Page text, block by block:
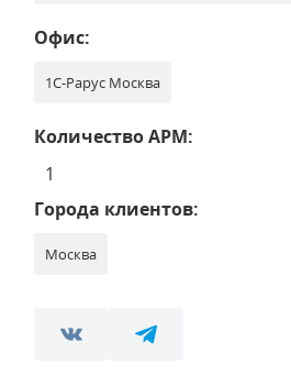
Офис:
1С-Рарус Москва
Количество АРМ:
1
Города клиентов:
Москва